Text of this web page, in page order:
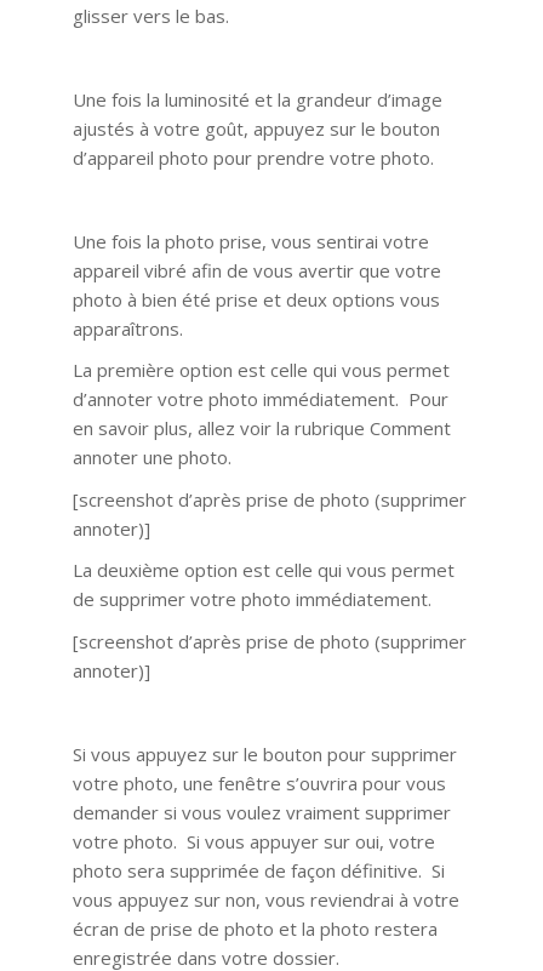
glisser vers le bas.
Une fois la luminosité et la grandeur d’image
ajustés à votre goût, appuyez sur le bouton
d’appareil photo pour prendre votre photo.
Une fois la photo prise, vous sentirai votre
appareil vibré afin de vous avertir que votre
photo à bien été prise et deux options vous
apparaîtrons.
La première option est celle qui vous permet
d’annoter votre photo immédiatement. Pour
en savoir plus, allez voir la rubrique Comment
annoter une photo.
[screenshot d’après prise de photo (supprimer
annoter)]
La deuxième option est celle qui vous permet
de supprimer votre photo immédiatement.
[screenshot d’après prise de photo (supprimer
annoter)]
Si vous appuyez sur le bouton pour supprimer
votre photo, une fenêtre s’ouvrira pour vous
demander si vous voulez vraiment supprimer
votre photo. Si vous appuyer sur oui, votre
photo sera supprimée de façon définitive. Si
vous appuyez sur non, vous reviendrai à votre
écran de prise de photo et la photo restera
enregistrée dans votre dossier.